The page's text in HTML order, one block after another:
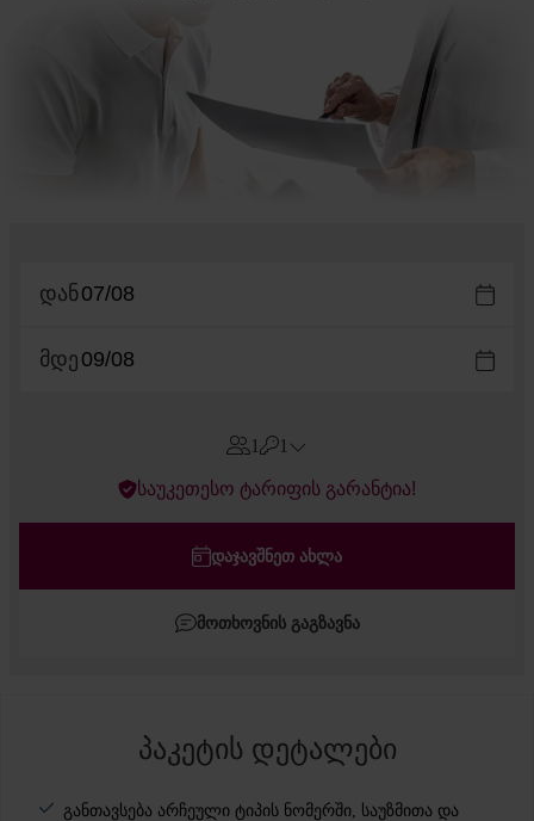
დან
მდე
1 1
Errors?
# 1
ბავშვები
ნომრის დამატება
საუკეთესო ტარიფის გარანტია!
ᲓᲐᲯᲐᲕᲨᲜᲔᲗ ᲐᲮᲚᲐ
ᲛᲝᲗᲮᲝᲕᲜᲘᲡ ᲒᲐᲒᲖᲐᲕᲜᲐ
პაკეტის დეტალები
განთავსება არჩეული ტიპის ნომერში, საუზმითა და